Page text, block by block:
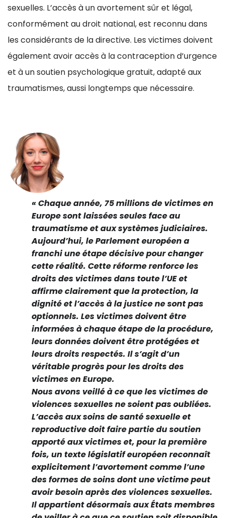
sexuelles. L’accès à un avortement sûr et légal,
conformément au droit national, est reconnu dans
les considérants de la directive. Les victimes doivent
également avoir accès à la contraception d’urgence
et à un soutien psychologique gratuit, adapté aux
traumatismes, aussi longtemps que nécessaire.
« Chaque année, 75 millions de victimes en
Europe sont laissées seules face au
traumatisme et aux systèmes judiciaires.
Aujourd’hui, le Parlement européen a
franchi une étape décisive pour changer
cette réalité. Cette réforme renforce les
droits des victimes dans toute l’UE et
affirme clairement que la protection, la
dignité et l’accès à la justice ne sont pas
optionnels. Les victimes doivent être
informées à chaque étape de la procédure,
leurs données doivent être protégées et
leurs droits respectés. Il s’agit d’un
véritable progrès pour les droits des
victimes en Europe.
Nous avons veillé à ce que les victimes de
violences sexuelles ne soient pas oubliées.
L’accès aux soins de santé sexuelle et
reproductive doit faire partie du soutien
apporté aux victimes et, pour la première
fois, un texte législatif européen reconnaît
explicitement l’avortement comme l’une
des formes de soins dont une victime peut
avoir besoin après des violences sexuelles.
Il appartient désormais aux États membres